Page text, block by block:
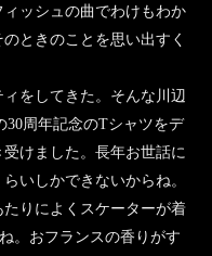
ッシュの曲でわけもわか
ときのことを思い出すく
をしてきた。そんな川辺
30周年記念のTシャツをデ
けました。長年お世話に
いしかできないからね。
りによくスケーターが着
。おフランスの香りがす